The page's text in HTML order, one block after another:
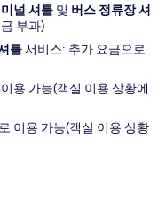
널 셔틀 및 버스 정류장 셔
부과)
틀서비스: 추가 요금으로
용 가능(객실 이용 상황에
이용 가능(객실 이용 상황